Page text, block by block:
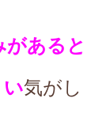
があると
気がし